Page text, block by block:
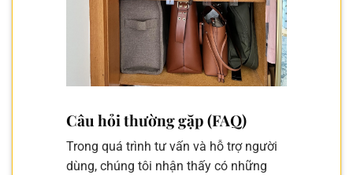
Câu hỏi thường gặp (FAQ)
Trong quá trình tư vấn và hỗ trợ người
dùng, chúng tôi nhận thấy có những